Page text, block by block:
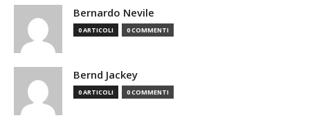
Bernardo Nevile
0 ARTICOLI 0 COMMENTI
Bernd Jackey
0 ARTICOLI 0 COMMENTI